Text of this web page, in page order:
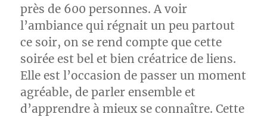
près de 600 personnes. A voir
l’ambiance qui régnait un peu partout
ce soir, on se rend compte que cette
soirée est bel et bien créatrice de liens.
Elle est l’occasion de passer un moment
agréable, de parler ensemble et
d’apprendre à mieux se connaître. Cette